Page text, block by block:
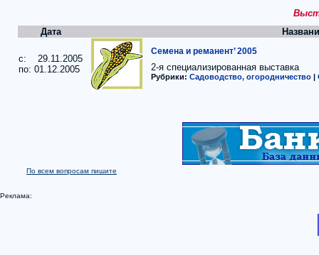
Дата
c: 29.11.2005
по: 01.12.2005
Семена и реманент’ 2005
2-я специализированная выставка
Рубрики: Садоводство, огородничество|
По всем вопросам пишите
Реклама: